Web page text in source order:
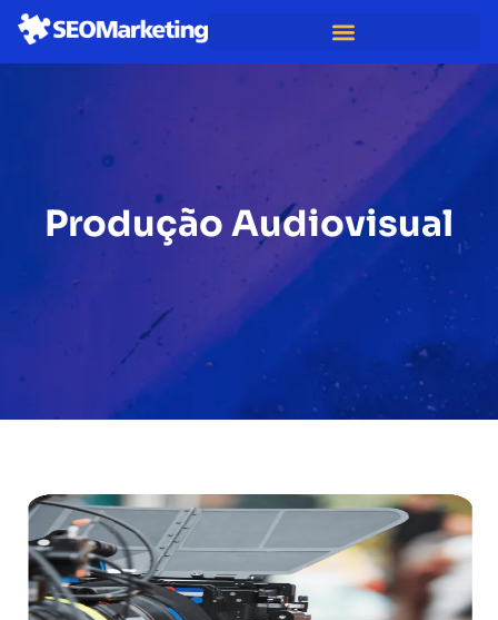
Produção Audiovisual